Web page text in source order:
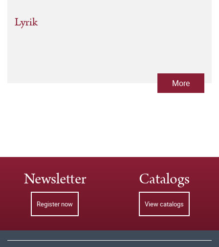
Lyrik
More
Newsletter
Register now
Catalogs
View catalogs